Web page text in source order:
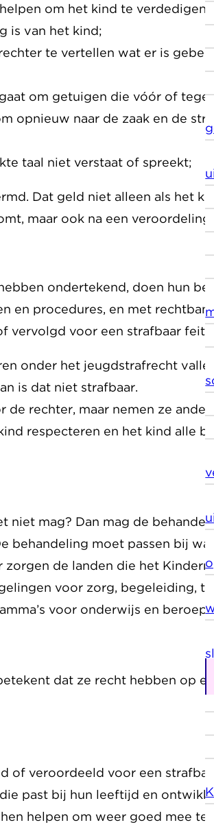
om het kind te
is van het kind;
te vertellen wat er is
om getuigen die vóór of
opnieuw naar de zaak en de
taal niet verstaat of spreekt;
Dat geld niet alleen als het
maar ook na een veroordeling.
ondertekend, doen hun
en procedures, en met
vervolgd voor een strafbaar
onder het jeugdstrafrecht
is dat niet strafbaar.
rechter, maar nemen ze
respecteren en het kind alle
mag? Dan mag de
behandeling moet passen bij
de landen die het
voor zorg, begeleiding,
voor onderwijs en
dat ze recht hebben op
of veroordeeld voor een
past bij hun leeftijd en
helpen om weer goed mee te